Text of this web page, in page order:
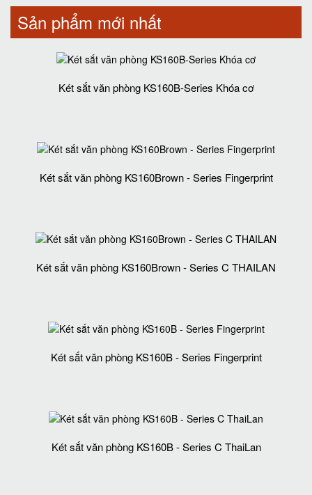
Sản phẩm mới nhất
Két sắt văn phòng KS160B-Series Khóa cơ
Két sắt văn phòng KS160Brown - Series Fingerprint
Két sắt văn phòng KS160Brown - Series C THAILAN
Két sắt văn phòng KS160B - Series Fingerprint
Két sắt văn phòng KS160B - Series C ThaiLan